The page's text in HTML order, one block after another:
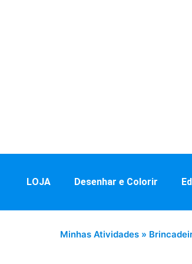
LOJA Desenhar e Colorir
Minhas Atividades »